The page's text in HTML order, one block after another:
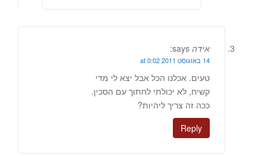
אידה says:
14 באוגוסט 2011 at 0:02
טעים. אכלנו הכל אבל יצא לי מדי
קשיח, לא יכולתי לחתוך עם הסכין.
ככה זה צריך ליהיות?
Reply